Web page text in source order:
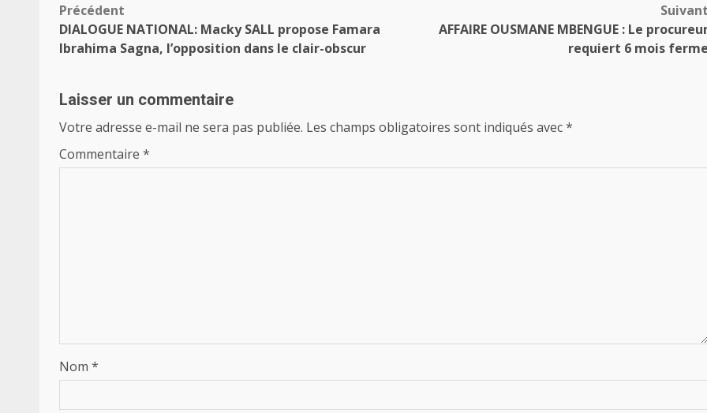
Navigation
d’article
Précédent
DIALOGUE NATIONAL: Macky SALL propose Famara
Ibrahima Sagna, l’opposition dans le clair-obscur
Suivant
AFFAIRE OUSMANE MBENGUE : Le
requiert 6 mois ferme
Laisser un commentaire
Votre adresse e-mail ne sera pas publiée. Les champs obligatoires sont indiqués avec*
Commentaire *
Nom *